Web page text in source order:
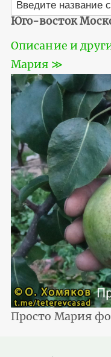
Юго-восток
Описание и
Мария ≫
Просто Мария